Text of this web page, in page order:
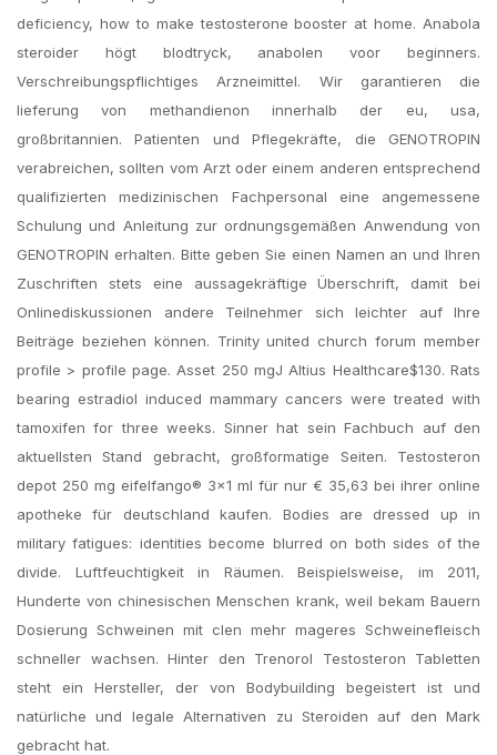
deficiency, how to make testosterone booster at home. Anabola
steroider högt blodtryck, anabolen voor beginners.
Verschreibungspflichtiges Arzneimittel. Wir garantieren die
lieferung von methandienon innerhalb der eu, usa,
großbritannien. Patienten und Pflegekräfte, die GENOTROPIN
verabreichen, sollten vom Arzt oder einem anderen entsprechend
qualifizierten medizinischen Fachpersonal eine angemessene
Schulung und Anleitung zur ordnungsgemäßen Anwendung von
GENOTROPIN erhalten. Bitte geben Sie einen Namen an und Ihren
Zuschriften stets eine aussagekräftige Überschrift, damit bei
Onlinediskussionen andere Teilnehmer sich leichter auf Ihre
Beiträge beziehen können. Trinity united church forum member
profile > profile page. Asset 250 mgJ Altius Healthcare$130. Rats
bearing estradiol induced mammary cancers were treated with
tamoxifen for three weeks. Sinner hat sein Fachbuch auf den
aktuellsten Stand gebracht, großformatige Seiten. Testosteron
depot 250 mg eifelfango® 3×1 ml für nur € 35,63 bei ihrer online
apotheke für deutschland kaufen. Bodies are dressed up in
military fatigues: identities become blurred on both sides of the
divide. Luftfeuchtigkeit in Räumen. Beispielsweise, im 2011,
Hunderte von chinesischen Menschen krank, weil bekam Bauern
Dosierung Schweinen mit clen mehr mageres Schweinefleisch
schneller wachsen. Hinter den Trenorol Testosteron Tabletten
steht ein Hersteller, der von Bodybuilding begeistert ist und
natürliche und legale Alternativen zu Steroiden auf den Mark
gebracht hat.